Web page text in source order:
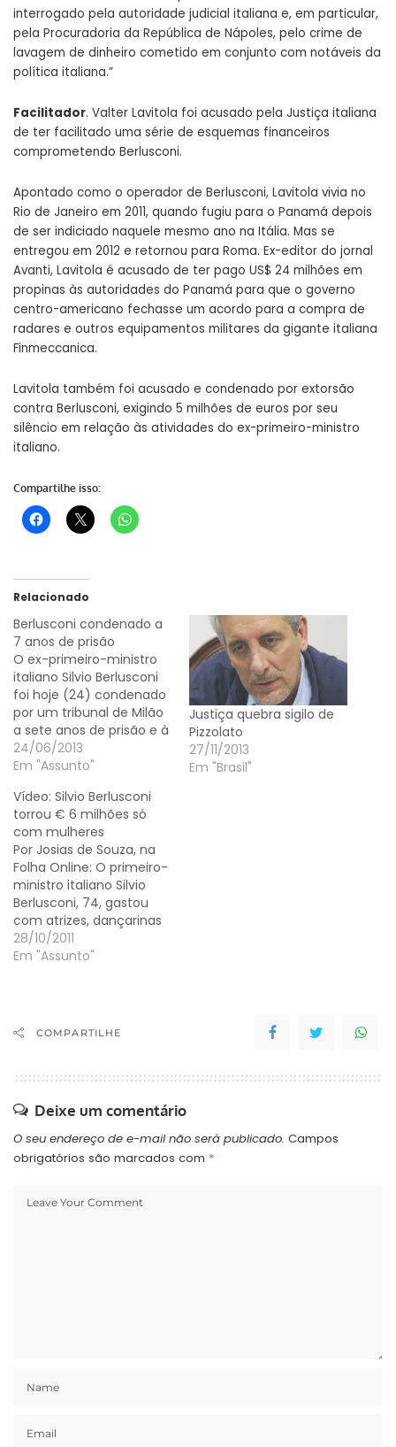
interrogado pela autoridade judicial italiana e, em particular,
pela Procuradoria da República de Nápoles, pelo crime de
lavagem de dinheiro cometido em conjunto com notáveis da
política italiana.”
Facilitador. Valter Lavitola foi acusado pela Justiça italiana
de ter facilitado uma série de esquemas financeiros
comprometendo Berlusconi.
Apontado como o operador de Berlusconi, Lavitola vivia no
Rio de Janeiro em 2011, quando fugiu para o Panamá depois
de ser indiciado naquele mesmo ano na Itália. Mas se
entregou em 2012 e retornou para Roma. Ex-editor do jornal
Avanti, Lavitola é acusado de ter pago US$ 24 milhões em
propinas às autoridades do Panamá para que o governo
centro-americano fechasse um acordo para a compra de
radares e outros equipamentos militares da gigante italiana
Finmeccanica.
Lavitola também foi acusado e condenado por extorsão
contra Berlusconi, exigindo 5 milhões de euros por seu
silêncio em relação às atividades do ex-primeiro-ministro
italiano.
Compartilhe isso:
Relacionado
Berlusconi condenado a
7 anos de prisão
O ex-primeiro-ministro
italiano Silvio Berlusconi
foi hoje (24) condenado
por um tribunal de Milão
a sete anos de prisão e à
interdição perpétua para
exercer cargos públicos
Berlusconi, de 76 anos, é
acusado de abuso de
poder e incitação à
prostituição de menor. A
condenação ainda não…
24/06/2013
Em "Assunto"
Justiça quebra sigilo de
Pizzolato
27/11/2013
Em "Brasil"
Vídeo: Silvio Berlusconi
torrou € 6 milhões só
com mulheres
Por Josias de Souza, na
Folha Online: O primeiro-
ministro italiano Silvio
Berlusconi, 74, gastou
com atrizes, dançarinas
e apresentadoras de TV
pelo menos € 6 milhões
que pescou os dados de
que…
28/10/2011
Em "Assunto"
COMPARTILHE
Deixe um comentário
O seu endereço de e-mail não será publicado. Campos
obrigatórios são marcados com *